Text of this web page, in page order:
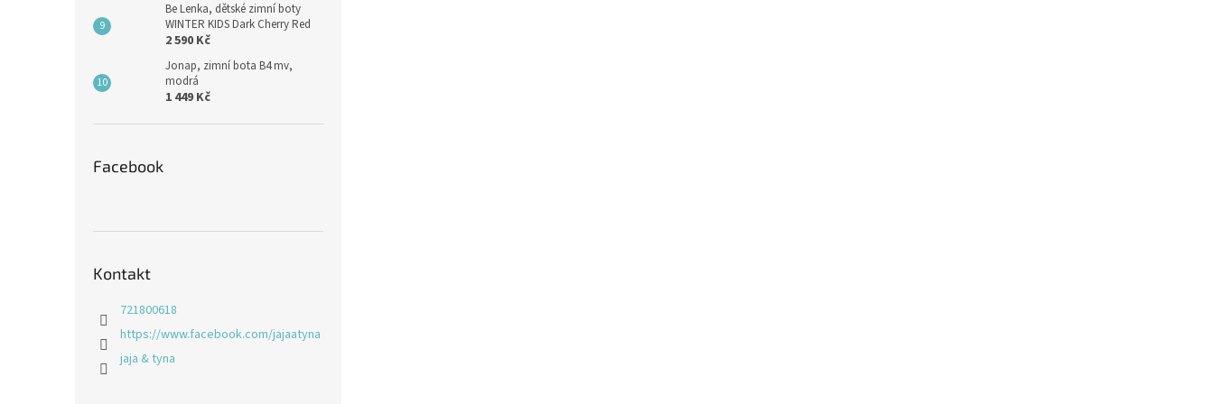
Be Lenka, dětské zimní boty
WINTER KIDS Dark Cherry Red
2 590 Kč
Jonap, zimní bota B4 mv,
modrá
1 449 Kč
Facebook
Kontakt
721800618
https://www.facebook.com/jajaatyna
jaja & tyna